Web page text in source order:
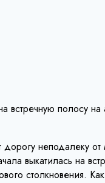
встречную полосу
неподалеку от
выкатилась на
столкновения.